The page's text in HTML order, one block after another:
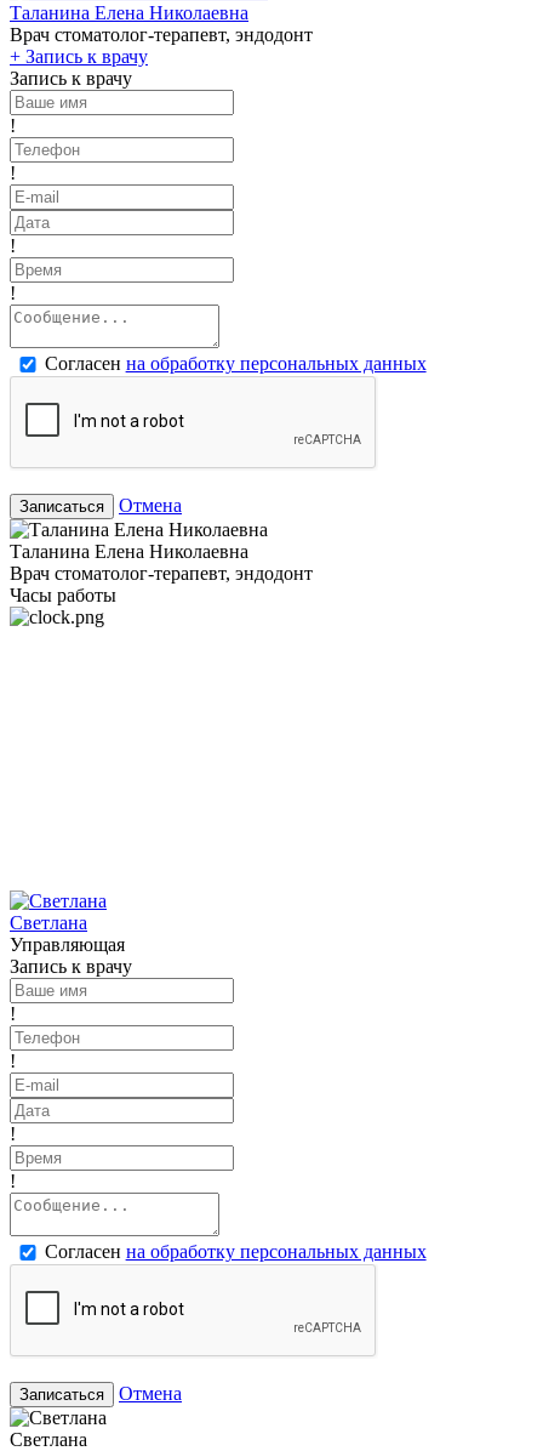
Таланина Елена Николаевна
Врач стоматолог-терапевт, эндодонт
+ Запись к врачу
Запись к врачу
!
!
!
!
Согласен на обработку персональных данных
Записаться Отмена
Таланина Елена Николаевна
Врач стоматолог-терапевт, эндодонт
Часы работы
Светлана
Управляющая
Запись к врачу
!
!
!
!
Согласен на обработку персональных данных
Записаться Отмена
Светлана